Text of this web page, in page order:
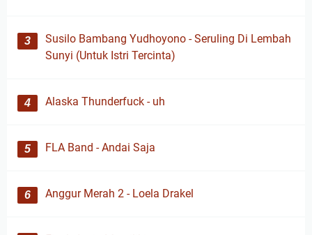
Susilo Bambang Yudhoyono - Seruling Di Lembah
Sunyi (Untuk Istri Tercinta)
Alaska Thunderfuck - uh
FLA Band - Andai Saja
Anggur Merah 2 - Loela Drakel